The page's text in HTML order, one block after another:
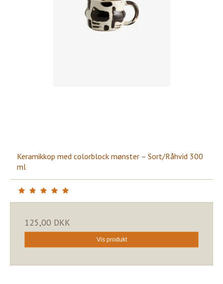
Keramikkop med colorblock mønster – Sort/Råhvid 300
ml
125,00 DKK
Vis produkt